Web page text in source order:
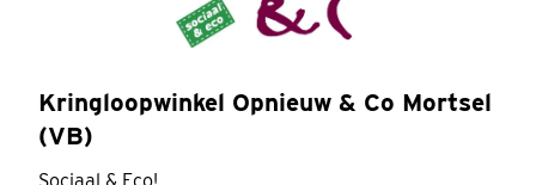
Kringloopwinkel Opnieuw & Co Mortsel
(VB)